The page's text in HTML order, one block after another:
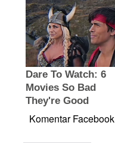
Komentar Facebook